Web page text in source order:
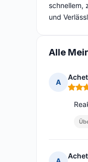
schnellem,
und
Alle
A